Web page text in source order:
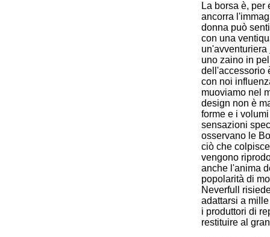
La borsa è, per
ancorra
donna può
con una
un'avventuriera
uno zaino in
dell'accessorio
con noi
muoviamo nel
design non è
forme e i
sensazioni
osservano le
ciò che
vengono
anche l'anima
popolarità di
Neverfull
adattarsi a
i produttori di
restituire al